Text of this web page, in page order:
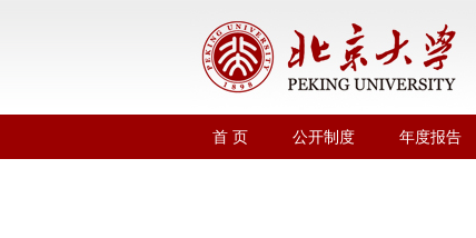
首 页 公开制度 年度报告